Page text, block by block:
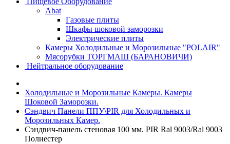
Abat
Газовые плиты
Шкафы шоковой заморозки
Электрические плиты
Камеры Холодильные и Морозильные "POLAIR"
Мясорубки ТОРГМАШ (БАРАНОВИЧИ)
Нейтральное оборудование
Холодильные и Морозильные Камеры. Камеры
Шоковой Заморозки.
Сэндвич Панели ППУ\PIR для Холодильных и
Морозильных Камер.
Сэндвич-панель стеновая 100 мм. PIR Ral 9003/Ral 9003
Полиестер